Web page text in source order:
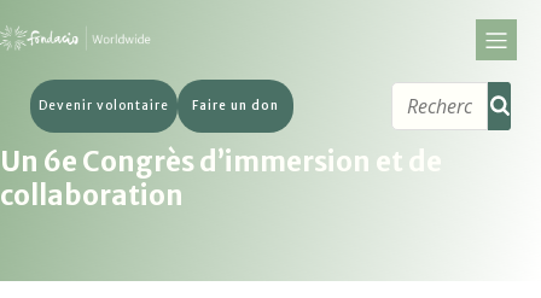
Devenir volontaire Faire un don
Un 6e Congrès d’immersion et de
collaboration